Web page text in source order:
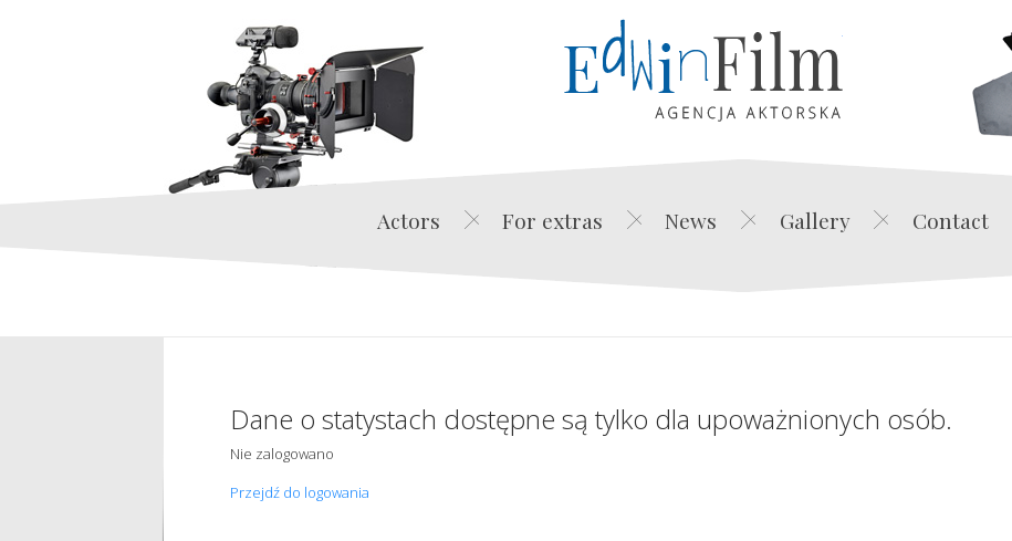
Edwin Film Agencja
Actors For extras News Gallery Contact
Dane o statystach dostępne są tylko dla upoważnionych osób.
Nie zalogowano
Przejdź do logowania